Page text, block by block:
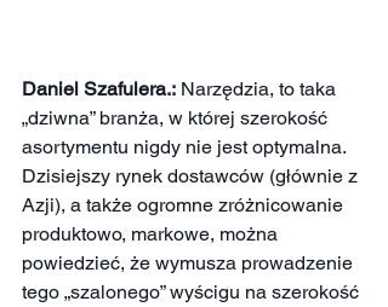
Daniel Szafulera.: Narzędzia, to taka
„dziwna” branża, w której szerokość
asortymentu nigdy nie jest optymalna.
Dzisiejszy rynek dostawców (głównie z
Azji), a także ogromne zróżnicowanie
produktowo, markowe, można
powiedzieć, że wymusza prowadzenie
tego „szalonego” wyścigu na szerokość